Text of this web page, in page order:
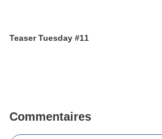
Teaser Tuesday #11
Commentaires